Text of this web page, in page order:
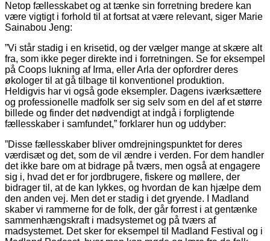
Netop fællesskabet og at tænke sin forretning bredere kan
være vigtigt i forhold til at fortsat at være relevant, siger Marie
Sainabou Jeng:
”Vi står stadig i en krisetid, og der vælger mange at skære alt
fra, som ikke peger direkte ind i forretningen. Se for eksempel
på Coops lukning af Irma, eller Arla der opfordrer deres
økologer til at gå tilbage til konventionel produktion.
Heldigvis har vi også gode eksempler. Dagens iværksæt­tere
og professionelle madfolk ser sig selv som en del af et større
billede og finder det nødvendigt at indgå i forpligtende
fællesskaber i samfundet,” forklarer hun og uddyber:
”Disse fællesskaber bliver omdrejningspunktet for deres
værdisæt og det, som de vil ændre i verden. For dem handler
det ikke bare om at bidrage på tværs, men også at engagere
sig i, hvad det er for jordbrugere, fiskere og møllere, der
bidrager til, at de kan lykkes, og hvordan de kan hjælpe dem
den anden vej. Men det er stadig i det gryende. I Madland
skaber vi rammerne for de folk, der går forrest i at gentænke
sammenhængskraft i mad­systemet og på tværs af
madsystemet. Det sker for eksempel til Madland Festival og i